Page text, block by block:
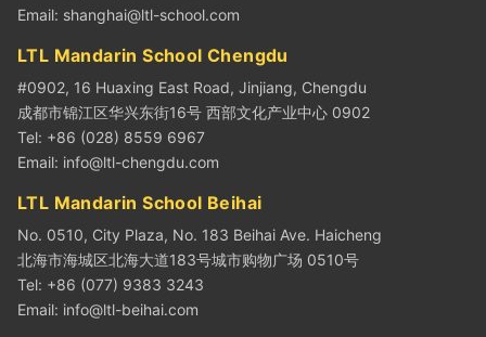
Email: shanghai@ltl-school.com
LTL Mandarin School Chengdu
#0902, 16 Huaxing East Road, Jinjiang, Chengdu
成都市锦江区华兴东街16号 西部文化产业中心 0902
Tel: +86 (028) 8559 6967
Email: info@ltl-chengdu.com
LTL Mandarin School Beihai
No. 0510, City Plaza, No. 183 Beihai Ave. Haicheng
北海市海城区北海大道183号城市购物广场 0510号
Tel: +86 (077) 9383 3243
Email: info@ltl-beihai.com